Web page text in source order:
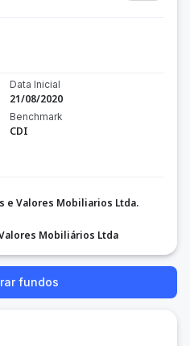
Data Inicial
21/08/2020
Benchmark
CDI
e Valores Mobiliarios Ltda.
Mobiliários Ltda
fundos